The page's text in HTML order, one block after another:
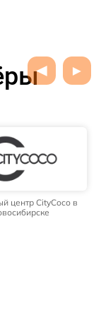
центр CityCoco в